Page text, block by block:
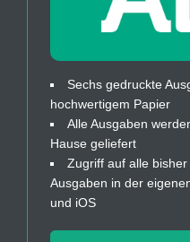
Sechs gedruckte
hochwertigem Papier
Alle Ausgaben
Hause geliefert
Zugriff auf alle
Ausgaben in der
und iOS